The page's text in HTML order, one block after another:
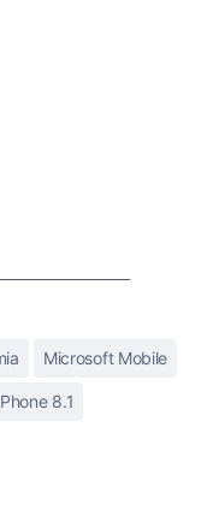
Microsoft Mobile
8.1